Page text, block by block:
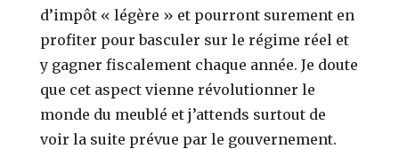
d’impôt « légère » et pourront surement en
profiter pour basculer sur le régime réel et
y gagner fiscalement chaque année. Je doute
que cet aspect vienne révolutionner le
monde du meublé et j’attends surtout de
voir la suite prévue par le gouvernement.